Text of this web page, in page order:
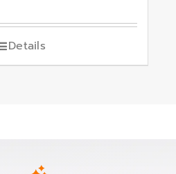
Details